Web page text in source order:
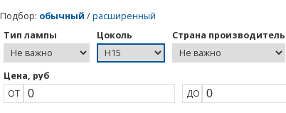
Подбор: обычный /расширенный
Тип лампы
Цоколь Страна производитель
Цена, руб
ОТ
ДО